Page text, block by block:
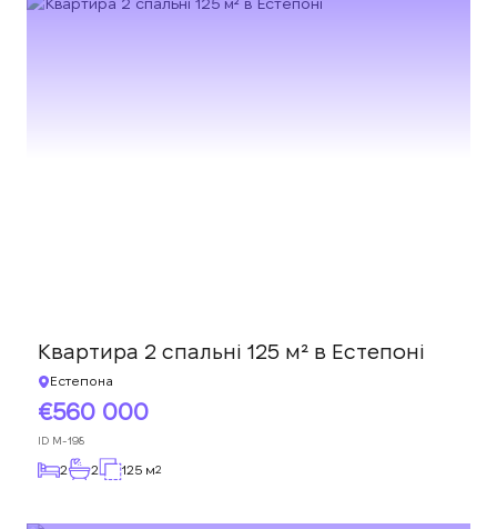
Квартира 2 спальні 125 м² в Естепоні
Естепона
560 000
ID M-198
2 2 125 м2